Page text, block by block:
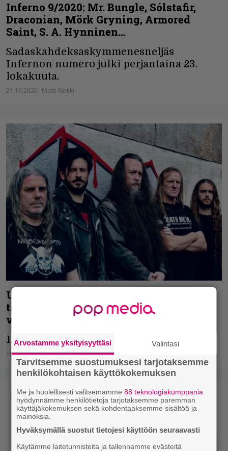
Inferno 9/2020: Mr. Bungle, Sólstafir,
Draconian, Mörk Gryning, Armored
Saint, S. A. Hynninen…
Sadaskahdeksaskymmenesneljäs
Infernon numero julki perjantaina 23.
lokakuuta.
21.10.2020 Matti Riekki
Uusi Benediction-albumi on viimein
täällä – julkaisua juhlistetaan tuoreella
videolla
12 vuoden odotus on päättynyt.
16.10.2020 Vesa Siltanen
Arvostamme yksityisyyttäsi Valintasi
Tarvitsemme suostumuksesi tarjotaksemme
henkilökohtaisen käyttökokemuksen
Me ja huolellisesti valitsemamme88 teknologiakumppania
hyödynnämme henkilötietoja tarjotaksemme paremman
käyttäjäkokemuksen sekä kohdentaaksemme sisältöä ja
mainoksia.
Hyväksymällä suostut tietojesi käyttöön seuraavasti
Käytämme laitetunnisteita ja tallennamme evästeitä